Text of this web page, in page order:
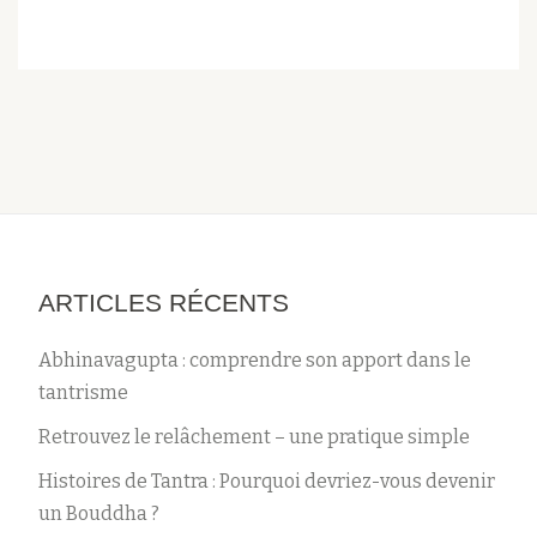
ARTICLES RÉCENTS
Abhinavagupta : comprendre son apport dans le
tantrisme
Retrouvez le relâchement – une pratique simple
Histoires de Tantra : Pourquoi devriez-vous devenir
un Bouddha ?